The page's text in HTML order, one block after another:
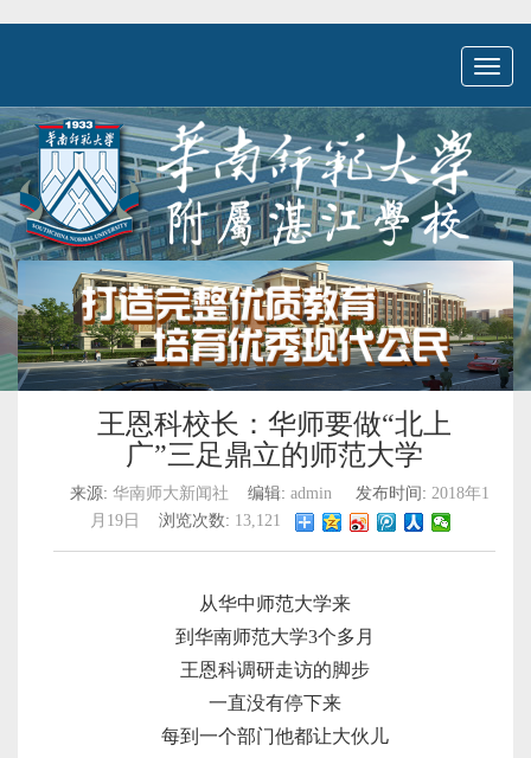
Toggle
王恩科校长：华师要做“北上
广”三足鼎立的师范大学
来源: 华南师大新闻社 编辑: admin 发布时间: 2018年1
月19日
浏览次数: 13,121
从华中师范大学来
到华南师范大学3个多月
王恩科调研走访的脚步
一直没有停下来
每到一个部门他都让大伙儿